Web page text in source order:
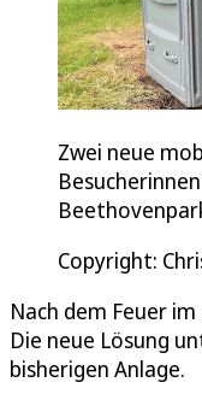
Zwei neue
Copyright:
Nach dem Feuer
Die neue Lösung
bisherigen Anlage.